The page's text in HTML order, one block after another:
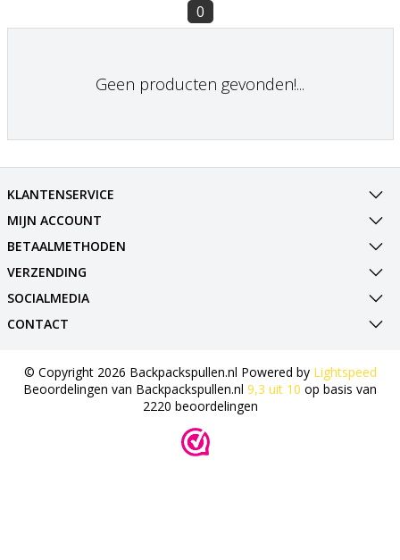
0
Geen producten gevonden!...
KLANTENSERVICE
MIJN ACCOUNT
BETAALMETHODEN
VERZENDING
SOCIALMEDIA
CONTACT
© Copyright 2026 Backpackspullen.nl Powered by Lightspeed
Beoordelingen van Backpackspullen.nl 9,3 uit 10 op basis van
2220 beoordelingen